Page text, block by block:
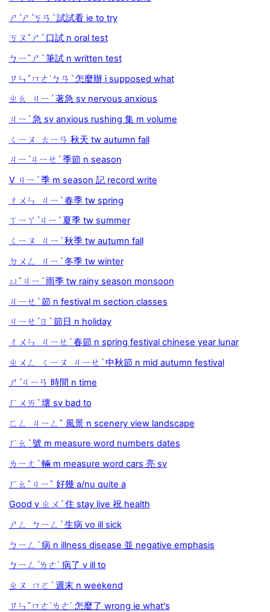
ㄕˋㄕˋㄎㄢˋ 試試看 ie to try
ㄎㄡˇㄕˋ 口試 n oral test
ㄅㄧˇㄕˋ 筆試 n written test
ㄗㄣˇㄇㄜ˙ㄅㄢˋ 怎麼辦 i supposed what
ㄓㄠ ㄐㄧˊ 著急 sv nervous anxious
ㄐㄧˊ 急 sv anxious rushing 集 m volume
ㄑㄧㄡ ㄊㄧㄢ 秋天 tw autumn fall
ㄐㄧˋㄐㄧㄝˊ 季節 n season
V ㄐㄧˋ 季 m season 記 record write
ㄔㄨㄣ ㄐㄧˋ 春季 tw spring
ㄒㄧㄚˋㄐㄧˋ 夏季 tw summer
ㄑㄧㄡ ㄐㄧˋ 秋季 tw autumn fall
ㄉㄨㄥ ㄐㄧˋ 冬季 tw winter
ㄩˇㄐㄧˋ 雨季 tw rainy season monsoon
ㄐㄧㄝˊ 節 n festival m section classes
ㄐㄧㄝˊㄖˋ 節日 n holiday
ㄔㄨㄣ ㄐㄧㄝˊ 春節 n spring festival chinese year lunar
ㄓㄨㄥ ㄑㄧㄡ ㄐㄧㄝˊ 中秋節 n mid autumn festival
ㄕˊㄐㄧㄢ 時間 n time
ㄏㄨㄞˋ 壞 sv bad to
ㄈㄥ ㄐㄧㄥˇ 風景 n scenery view landscape
ㄏㄠˋ 號 m measure word numbers dates
ㄌㄧㄤˋ 輛 m measure word cars 亮 sv
ㄏㄠˇㄐㄧˇ 好幾 a/nu quite a
Good v ㄓㄨˋ 住 stay live 祝 health
ㄕㄥ ㄅㄧㄥˋ 生病 vo ill sick
ㄅㄧㄥˋ 病 n illness disease 並 negative emphasis
ㄅㄧㄥˋㄌㄜ˙ 病了 v ill to
ㄓㄡ ㄇㄛˋ 週末 n weekend
ㄗㄣˇㄇㄜ˙ㄌㄜ˙ 怎麼了 wrong ie what's